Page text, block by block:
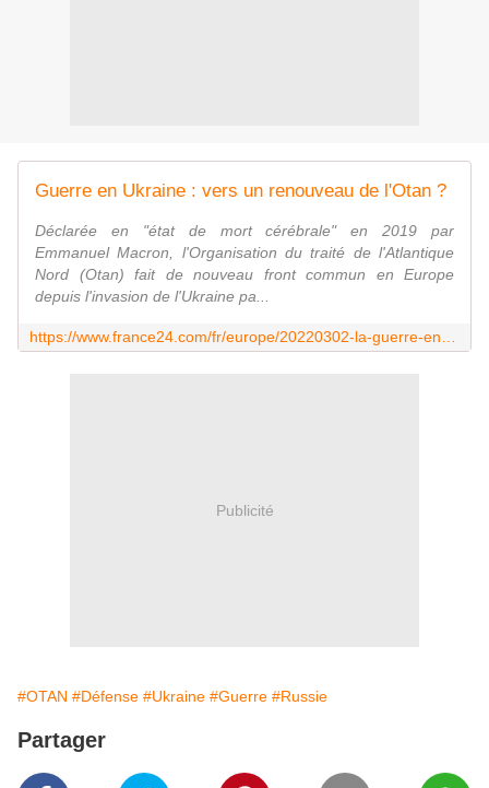
Guerre en Ukraine : vers un renouveau de l'Otan ?
Déclarée en "état de mort cérébrale" en 2019 par
Emmanuel Macron, l'Organisation du traité de l'Atlantique
Nord (Otan) fait de nouveau front commun en Europe
depuis l'invasion de l'Ukraine pa...
Publicité
#OTAN #Défense #Ukraine #Guerre #Russie
Partager